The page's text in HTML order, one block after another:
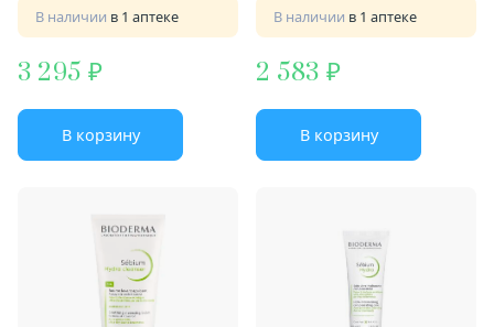
В наличии в 1 аптеке
3 295
В корзину
В наличии в 1 аптеке
2 583
В корзину